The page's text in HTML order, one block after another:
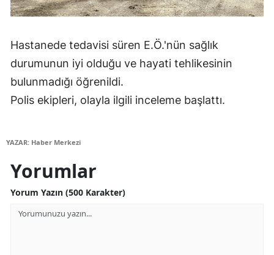
Yozgat
Aksaray
Hastanede tedavisi süren E.Ö.'nün sağlık
durumunun iyi olduğu ve hayati tehlikesinin
bulunmadığı öğrenildi.
Polis ekipleri, olayla ilgili inceleme başlattı.
YAZAR: Haber Merkezi
Yorumlar
Yorum Yazın (500 Karakter)